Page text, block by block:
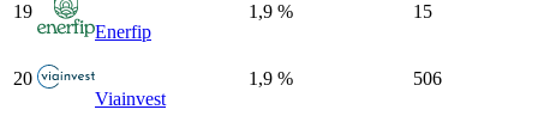
19
Enerfip
1,9 % 15
20
Viainvest
1,9 % 506